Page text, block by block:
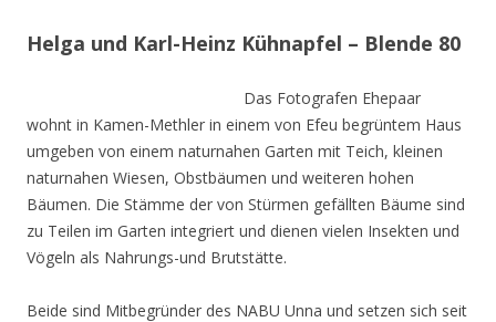
Helga und Karl-Heinz Kühnapfel – Blende 80
Das Fotografen Ehepaar
wohnt in Kamen-Methler in einem von Efeu begrüntem Haus
umgeben von einem naturnahen Garten mit Teich, kleinen
naturnahen Wiesen, Obstbäumen und weiteren hohen
Bäumen. Die Stämme der von Stürmen gefällten Bäume sind
zu Teilen im Garten integriert und dienen vielen Insekten und
Vögeln als Nahrungs-und Brutstätte.
Beide sind Mitbegründer des NABU Unna und setzen sich seit